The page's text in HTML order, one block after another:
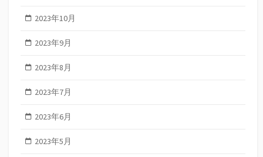
2023年10月
2023年9月
2023年8月
2023年7月
2023年6月
2023年5月